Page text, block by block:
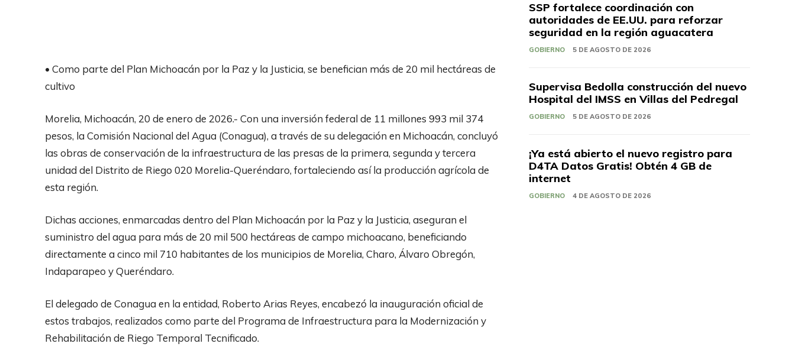
• Como parte del Plan Michoacán por la Paz y la Justicia, se benefician más de 20 mil hectáreas de
cultivo
Morelia, Michoacán, 20 de enero de 2026.- Con una inversión federal de 11 millones 993 mil 374
pesos, la Comisión Nacional del Agua (Conagua), a través de su delegación en Michoacán, concluyó
las obras de conservación de la infraestructura de las presas de la primera, segunda y tercera
unidad del Distrito de Riego 020 Morelia-Queréndaro, fortaleciendo así la producción agrícola de
esta región.
Dichas acciones, enmarcadas dentro del Plan Michoacán por la Paz y la Justicia, aseguran el
suministro del agua para más de 20 mil 500 hectáreas de campo michoacano, beneficiando
directamente a cinco mil 710 habitantes de los municipios de Morelia, Charo, Álvaro Obregón,
Indaparapeo y Queréndaro.
El delegado de Conagua en la entidad, Roberto Arias Reyes, encabezó la inauguración oficial de
estos trabajos, realizados como parte del Programa de Infraestructura para la Modernización y
Rehabilitación de Riego Temporal Tecnificado.
SSP fortalece coordinación con
autoridades de EE.UU. para reforzar
seguridad en la región aguacatera
GOBIERNO 5 DE AGOSTO DE 2026
Supervisa Bedolla construcción del nuevo
Hospital del IMSS en Villas del Pedregal
GOBIERNO 5 DE AGOSTO DE 2026
¡Ya está abierto el nuevo registro para
D4TA Datos Gratis! Obtén 4 GB de
internet
GOBIERNO 4 DE AGOSTO DE 2026